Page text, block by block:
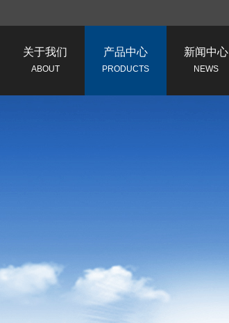
关于我们
ABOUT
产品中心
PRODUCTS
新闻中心
NEWS